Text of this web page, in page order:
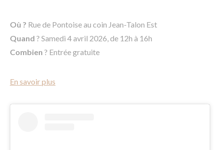
Où ? Rue de Pontoise au coin Jean-Talon Est
Quand ? Samedi 4 avril 2026, de 12h à 16h
Combien ? Entrée gratuite
En savoir plus